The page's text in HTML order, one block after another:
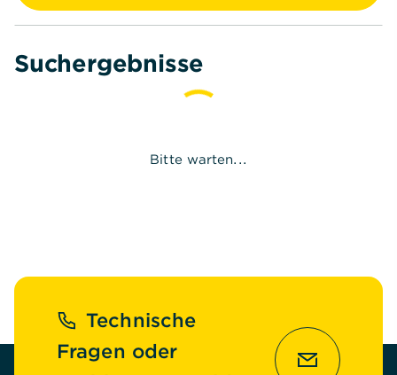
Suchergebnisse
Bitte warten...
Fußzeile
Technische
Fragen oder